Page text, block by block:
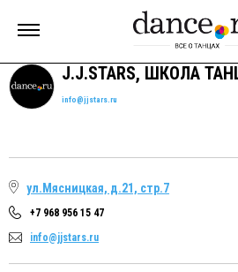
J.J.STARS, ШКОЛА
info@jjstars.ru
ул.Мясницкая, д.21, стр.7
+7 968 956 15 47
info@jjstars.ru